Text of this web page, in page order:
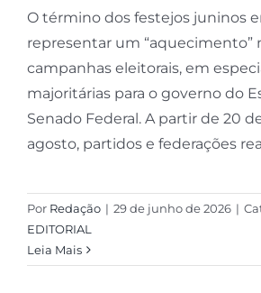
O término dos festejos juninos
representar um “aquecimento”
campanhas eleitorais, em
majoritárias para o governo do
Senado Federal. A partir de 20
agosto, partidos e federações
Por Redação | 29 de junho de 2026 |
EDITORIAL
Leia Mais